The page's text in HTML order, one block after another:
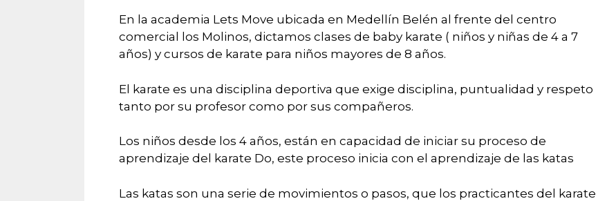
En la academia Lets Move ubicada en Medellín Belén al frente del centro
comercial los Molinos, dictamos clases de baby karate ( niños y niñas de 4 a 7
años) y cursos de karate para niños mayores de 8 años.
El karate es una disciplina deportiva que exige disciplina, puntualidad y respeto
tanto por su profesor como por sus compañeros.
Los niños desde los 4 años, están en capacidad de iniciar su proceso de
aprendizaje del karate Do, este proceso inicia con el aprendizaje de las katas
Las katas son una serie de movimientos o pasos, que los practicantes del karate